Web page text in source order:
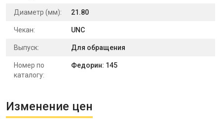
Диаметр (мм): 21.80
Чекан: UNC
Выпуск: Для обращения
Номер по
каталогу:
Федорин: 145
Изменение цен